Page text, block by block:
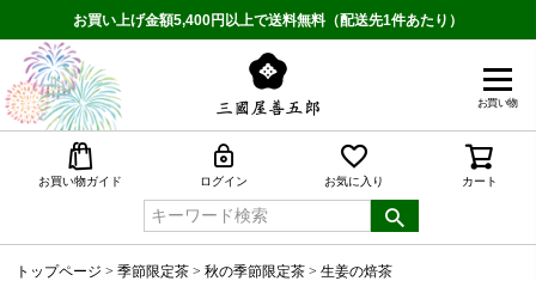
お買い上げ金額5,400円以上で送料無料（配送先1件あたり）
お買い物
お買い物ガイド ログイン お気に入り カート
トップページ 季節限定茶 秋の季節限定茶
生姜の焙茶